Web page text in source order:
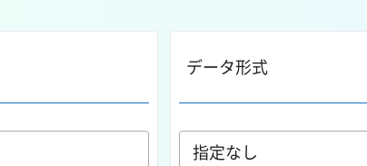
データ形式